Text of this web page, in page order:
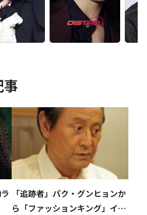
事
「追跡者」パク・グンヒョンか
ら「ファッションキング」イ・